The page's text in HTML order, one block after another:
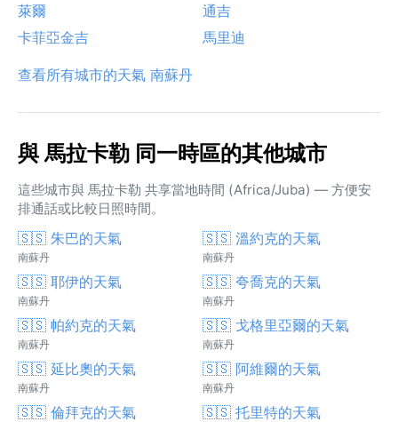
萊爾
通吉
卡菲亞金吉
馬里迪
查看所有城市的天氣 南蘇丹
與 馬拉卡勒 同一時區的其他城市
這些城市與 馬拉卡勒 共享當地時間 (Africa/Juba) — 方便安
排通話或比較日照時間。
🇸🇸 朱巴的天氣
南蘇丹
🇸🇸 溫約克的天氣
南蘇丹
🇸🇸 耶伊的天氣
南蘇丹
🇸🇸 夸喬克的天氣
南蘇丹
🇸🇸 帕約克的天氣
南蘇丹
🇸🇸 戈格里亞爾的天氣
南蘇丹
🇸🇸 延比奧的天氣
南蘇丹
🇸🇸 阿維爾的天氣
南蘇丹
🇸🇸 倫拜克的天氣 🇸🇸 托里特的天氣